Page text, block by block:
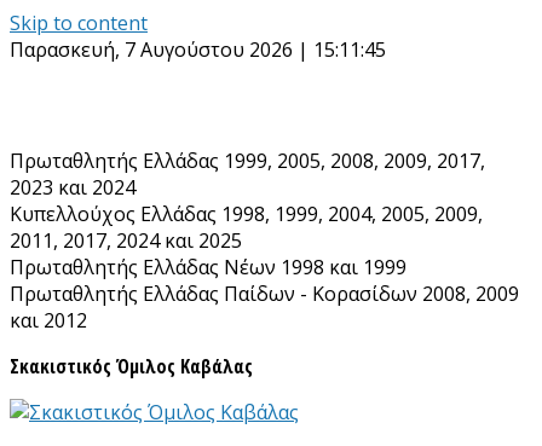
Skip to content
Παρασκευή, 7 Αυγούστου 2026 | 15:11:46
Πρωταθλητής Ελλάδας 1999, 2005, 2008, 2009, 2017,
2023 και 2024
Κυπελλούχος Ελλάδας 1998, 1999, 2004, 2005, 2009,
2011, 2017, 2024 και 2025
Πρωταθλητής Ελλάδας Νέων 1998 και 1999
Πρωταθλητής Ελλάδας Παίδων - Κορασίδων 2008, 2009
και 2012
Σκακιστικός Όμιλος Καβάλας